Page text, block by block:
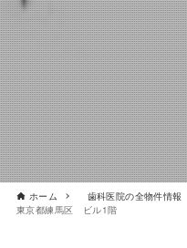
ホーム 歯科医院の全物件情報
東京都練馬区 ビル1階